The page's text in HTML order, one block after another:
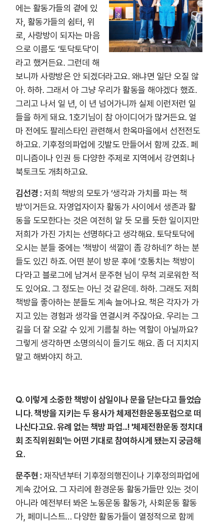
에는 활동가들의 곁에 있
자, 활동가들의 쉼터, 위
로, 사랑방이 되자는 마음
으로 이름도 ‘토닥토닥’이
라고 했거든요. 그런데 해
보니까 사랑방은 안 되겠더라고요. 왜냐면 일단 오질 않
아. 하하. 그래서 아 그냥 우리가 활동을 해야겠다 했죠.
그리고 나서 일 년, 이 년 넘어가니까 실제 이런저런 일
들을 하게 돼요. 1호기님이 참 아이디어가 많거든요. 얼
마 전에도 팔레스타인 관련해서 한옥마을에서 선전전도
하고요. 기후정의파업에 깃발도 만들어서 함께 갔죠. 페
미니즘이나 인권 등 다양한 주제로 지역에서 강연회나
북토크도 개최하고요.
김선경 :저희 책방의 모토가 ‘생각과 가치를 파는 책
방’이거든요. 자영업자이자 활동가 사이에서 생존과 활
동을 도모한다는 것은 여전히 알 듯 모를 듯한 일이지만
저희가 가진 가치는 선명하다고 생각해요. 토닥토닥에
오시는 분들 중에는 '책방이 색깔이 좀 강하네?' 하는 분
들도 있긴 하죠. 어떤 분이 방문 후에 ‘호통치는 책방이
다’라고 블로그에 남겨서 문주현 님이 무척 괴로워한 적
도 있어요. 그 정도는 아닌 것 같은데. 하하. 그래도 저희
책방을 좋아하는 분들도 계속 늘어나요. 책은 각자가 가
지고 있는 경험과 생각을 연결시켜 주잖아요. 우리는 그
길을 더 잘 오갈 수 있게 기름칠 하는 역할이 아닐까요?
그렇게 생각하면 소명의식이 들기도 해요. 좀 더 지치지
말고 해봐야지 하고.
Q. 이렇게 소중한 책방이 삼일이나 문을 닫는다고 들었습
니다. 책방을 지키는 두 용사가 체제전환운동포럼으로 떠
나신다고요. 유례 없는 책방 파업...! '체제전환운동 정치대
회 조직위원회'는 어떤 기대로 참여하시게 됐는지 궁금해
요.
문주현 :재작년부터 기후정의행진이나 기후정의파업에
계속 갔어요. 그 자리에 환경운동 활동가들만 있는 것이
아니라 예전부터 봐온 노동운동 활동가, 사회운동 활동
가, 페미니스트… 다양한 활동가들이 열정적으로 함께